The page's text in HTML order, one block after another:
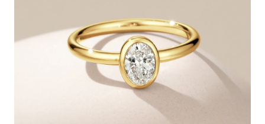
カート画面で、お好みの宝石をお選びください (有料)。